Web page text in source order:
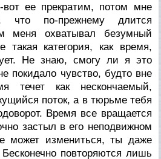
ее прекратим, потом мне
что по-прежнему длится
меня охватывал безумный
категория, как время,
Не знаю, смогу ли я это
покидало чувство, будто вне
течет как нескончаемый,
поток, а в тюрьме тебя
Время все вращается
застыл в его неподвижном
может измениться, ты даже
повторяются лишь